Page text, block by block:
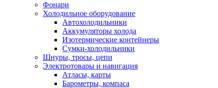
Фонари
Холодильное оборудование
Автохолодильники
Аккумуляторы холода
Изотермические контейнеры
Сумки-холодильники
Шнуры, тросы, цепи
Электротовары и навигация
Атласы, карты
Барометры, компаса